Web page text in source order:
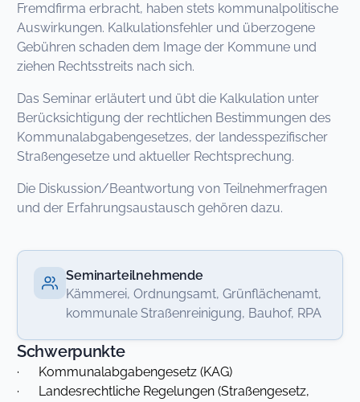
Fremdfirma erbracht, haben stets kommunalpolitische
Auswirkungen. Kalkulationsfehler und überzogene
Gebühren schaden dem Image der Kommune und
ziehen Rechtsstreits nach sich.
Das Seminar erläutert und übt die Kalkulation unter
Berücksichtigung der rechtlichen Bestimmungen des
Kommunalabgabengesetzes, der landesspezifischer
Straßengesetze und aktueller Rechtsprechung.
Die Diskussion/Beantwortung von Teilnehmerfragen
und der Erfahrungsaustausch gehören dazu.
Seminarteilnehmende
Kämmerei, Ordnungsamt, Grünflächenamt,
kommunale Straßenreinigung, Bauhof, RPA
Schwerpunkte
· Kommunalabgabengesetz (KAG)
· Landesrechtliche Regelungen (Straßengesetz,